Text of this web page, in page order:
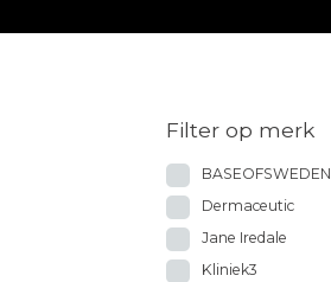
Filter op merk
BASEOFSWEDEN
Dermaceutic
Jane Iredale
Kliniek3